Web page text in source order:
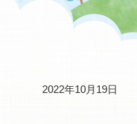
2022年10月19日